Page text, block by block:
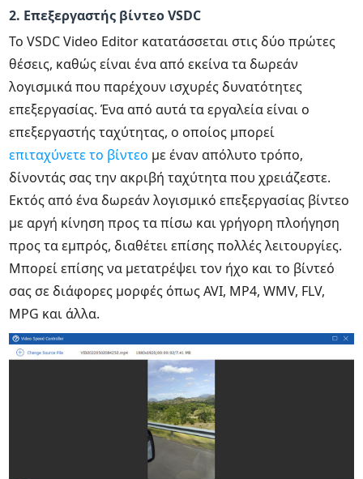
2. Επεξεργαστής βίντεο VSDC
Το VSDC Video Editor κατατάσσεται στις δύο πρώτες
θέσεις, καθώς είναι ένα από εκείνα τα δωρεάν
λογισμικά που παρέχουν ισχυρές δυνατότητες
επεξεργασίας. Ένα από αυτά τα εργαλεία είναι ο
επεξεργαστής ταχύτητας, ο οποίος μπορεί
επιταχύνετε το βίντεο με έναν απόλυτο τρόπο,
δίνοντάς σας την ακριβή ταχύτητα που χρειάζεστε.
Εκτός από ένα δωρεάν λογισμικό επεξεργασίας βίντεο
με αργή κίνηση προς τα πίσω και γρήγορη πλοήγηση
προς τα εμπρός, διαθέτει επίσης πολλές λειτουργίες.
Μπορεί επίσης να μετατρέψει τον ήχο και το βίντεό
σας σε διάφορες μορφές όπως AVI, MP4, WMV, FLV,
MPG και άλλα.